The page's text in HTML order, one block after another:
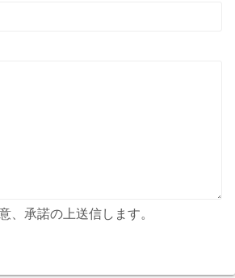
、承諾の上送信します。